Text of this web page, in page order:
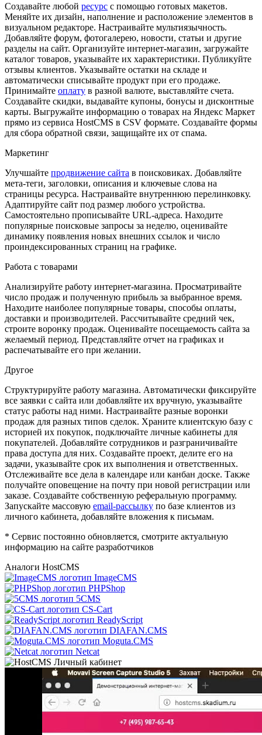
Создавайте любой ресурс с помощью готовых макетов.
Меняйте их дизайн, наполнение и расположение элементов в
визуальном редакторе. Настраивайте мультиязычность.
Добавляйте форум, фотогалерею, новости, статьи и другие
разделы на сайт. Организуйте интернет-магазин, загружайте
каталог товаров, указывайте их характеристики. Публикуйте
отзывы клиентов. Указывайте остатки на складе и
автоматически списывайте продукт при его продаже.
Принимайте оплату в разной валюте, выставляйте счета.
Создавайте скидки, выдавайте купоны, бонусы и дисконтные
карты. Выгружайте информацию о товарах на Яндекс Маркет
прямо из сервиса HostCMS в CSV формате. Создавайте формы
для сбора обратной связи, защищайте их от спама.
Маркетинг
Улучшайте продвижение сайта в поисковиках. Добавляйте
мета-теги, заголовки, описания и ключевые слова на
страницы ресурса. Настраивайте внутреннюю перелинковку.
Адаптируйте сайт под размер любого устройства.
Самостоятельно прописывайте URL-адреса. Находите
популярные поисковые запросы за неделю, оценивайте
динамику появления новых внешних ссылок и число
проиндексированных страниц на графике.
Работа с товарами
Анализируйте работу интернет-магазина. Просматривайте
число продаж и полученную прибыль за выбранное время.
Находите наиболее популярные товары, способы оплаты,
доставки и производителей. Рассчитывайте средний чек,
строите воронку продаж. Оценивайте посещаемость сайта за
желаемый период. Представляйте отчет на графиках и
распечатывайте его при желании.
Другое
Структурируйте работу магазина. Автоматически фиксируйте
все заявки с сайта или добавляйте их вручную, указывайте
статус работы над ними. Настраивайте разные воронки
продаж для разных типов сделок. Храните клиентскую базу с
историей их покупок, подключайте личные кабинеты для
покупателей. Добавляйте сотрудников и разграничивайте
права доступа для них. Создавайте проект, делите его на
задачи, указывайте срок их выполнения и ответственных.
Отслеживайте все дела в календаре или канбан доске. Также
получайте оповещение на почту при новой регистрации или
заказе. Создавайте собственную реферальную программу.
Запускайте массовую email-рассылку по базе клиентов из
личного кабинета, добавляйте вложения к письмам.
* Сервис постоянно обновляется, смотрите актуальную
информацию на сайте разработчиков
Аналоги HostCMS
ImageCMS
PHPShop
5CMS
CS-Cart
ReadyScript
DIAFAN.CMS
Moguta.CMS
Netcat